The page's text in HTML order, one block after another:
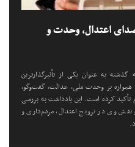
صدای اعتدال، وحدت و
گذشته به عنوان یکی از تأثیرگذارترین
بر وحدت ملی، عدالت، گفت‌وگو،
کرده است. این یادداشت به بررسی
وی در ترویج اعتدال، مردم‌داری و